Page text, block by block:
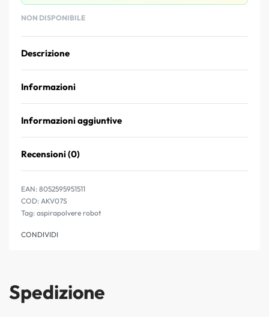
NON DISPONIBILE
Descrizione
Informazioni
Informazioni aggiuntive
Recensioni (0)
EAN: 8052595951511
AKV07S
Tag: aspirapolvere robot
CONDIVIDI
Spedizione